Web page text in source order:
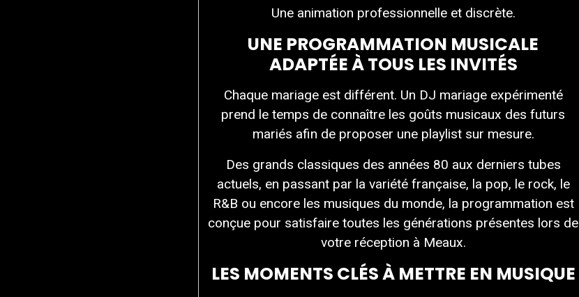
Une animation professionnelle et discrète.
UNE PROGRAMMATION MUSICALE
ADAPTÉE À TOUS LES INVITÉS
Chaque mariage est différent. Un DJ mariage expérimenté
prend le temps de connaître les goûts musicaux des futurs
mariés afin de proposer une playlist sur mesure.
Des grands classiques des années 80 aux derniers tubes
actuels, en passant par la variété française, la pop, le rock, le
R&B ou encore les musiques du monde, la programmation est
conçue pour satisfaire toutes les générations présentes lors de
votre réception à Meaux.
LES MOMENTS CLÉS À METTRE EN MUSIQUE